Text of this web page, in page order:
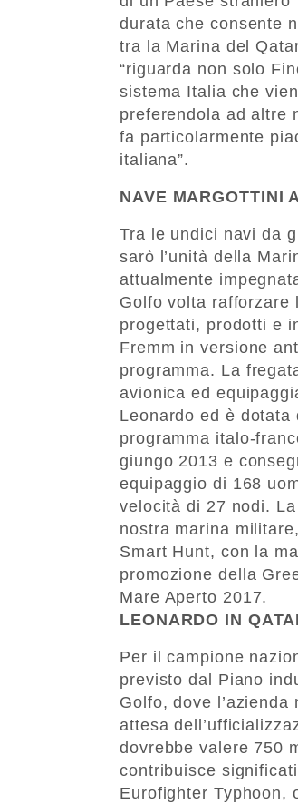
durata che consente
tra la Marina del
“riguarda non solo
sistema Italia che
preferendola ad altre
fa particolarmente
italiana”.
NAVE MARGOTTINI
Tra le undici navi da
sarò l’unità della
attualmente
Golfo volta rafforzare
progettati, prodotti e
Fremm in versione
programma. La
avionica ed
Leonardo ed è
programma italo-
giungo 2013 e
equipaggio di 168
velocità di 27 nodi.
nostra marina
Smart Hunt, con la
promozione della
Mare Aperto 2017.
LEONARDO IN
Per il campione
previsto dal Piano
Golfo, dove
attesa
dovrebbe valere 750
contribuisce
Eurofighter Typhoon,